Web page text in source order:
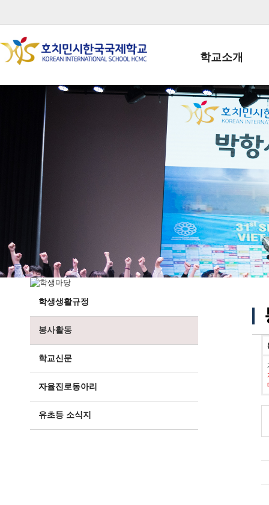
학교소개
학교장인사말
학생회장인사말
학교상징
학교 CI
교직원현황
학생현황
위치/전화
전경사진
학생생활규정
봉사활동
학교신문
자율진로동아리
유초등 소식지